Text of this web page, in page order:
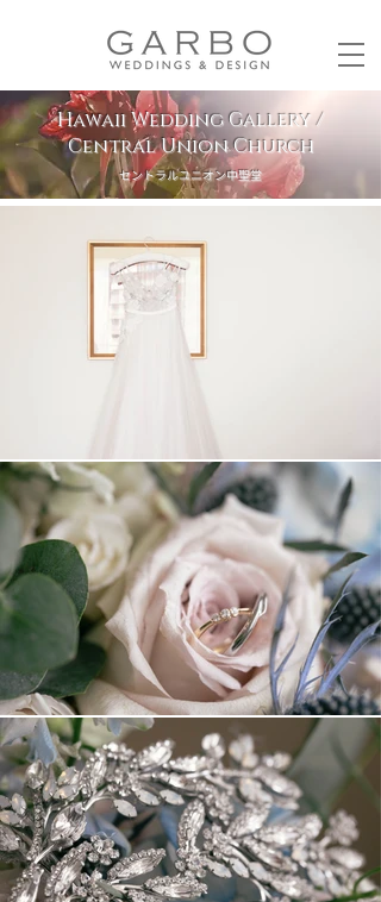
Hawaii Wedding Gallery /
Central Union Church
セントラルユニオン中聖堂